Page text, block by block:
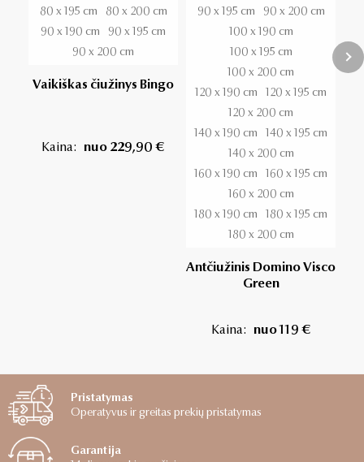
80 x 195 cm
80 x 200 cm
90 x 190 cm
90 x 195 cm
90 x 200 cm
Vaikiškas čiužinys Bingo
Kaina: nuo 229,90 €
90 x 195 cm
90 x 200 cm
100 x 190 cm
100 x 195 cm
100 x 200 cm
120 x 190 cm
120 x 195 cm
120 x 200 cm
140 x 190 cm
140 x 195 cm
140 x 200 cm
160 x 190 cm
160 x 195 cm
160 x 200 cm
180 x 190 cm
180 x 195 cm
180 x 200 cm
Antčiužinis Domino Visco
Green
Kaina: nuo 119 €
Pristatymas
Operatyvus ir greitas prekių pristatymas
Garantija